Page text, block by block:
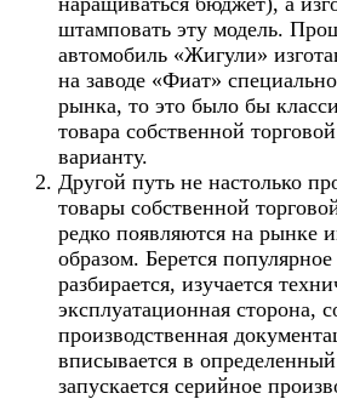
штамповать эту модель.
автомобиль «Жигули»
на заводе «Фиат»
рынка, то это было бы
товара собственной
варианту.
Другой путь не настолько
товары собственной
редко появляются на рынке
образом. Берется популярное
разбирается, изучается
эксплуатационная сторона,
производственная
вписывается в
запускается серийное